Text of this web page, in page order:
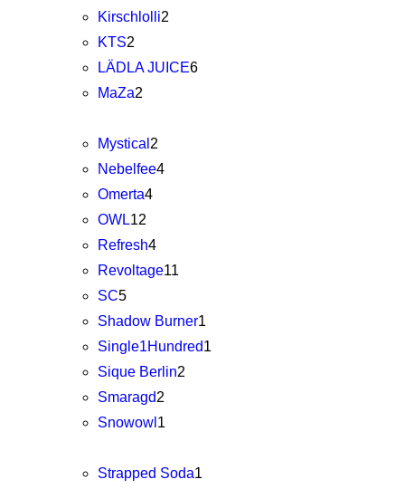
Kirschlolli2
KTS2
LÄDLA JUICE6
MaZa2
Mystical 2
Nebelfee4
Omerta4
OWL12
Refresh4
Revoltage11
SC5
Shadow Burner1
Single1Hundred1
Sique Berlin2
Smaragd2
Snowowl 1
Strapped Soda1